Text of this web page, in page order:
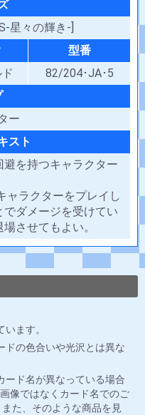
星々の輝き-]
型番
82/204･JA･5
ー
スト
を持つキャラクター
ャラクターをプレイし
ダメージを受けてい
させてもよい。
ます。
ドの色合いや光沢とは異な
ード名が異なっている場合
像ではなくカード名でのご
た、そのような商品を見